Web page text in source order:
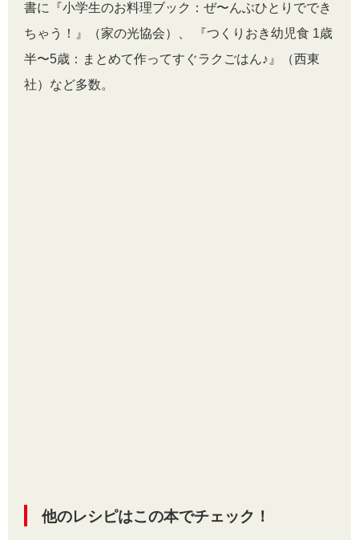
書に『小学生のお料理ブック：ぜ〜んぶひとりででき
ちゃう！』（家の光協会）、 『つくりおき幼児食 1歳
半〜5歳：まとめて作ってすぐラクごはん♪』（西東
社）など多数。
他のレシピはこの本でチェック！